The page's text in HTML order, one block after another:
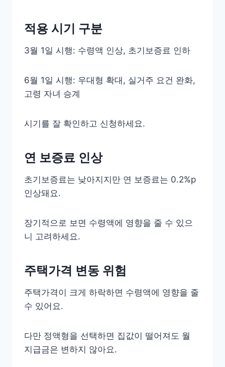
적용 시기 구분
3월 1일 시행: 수령액 인상, 초기보증료 인하
6월 1일 시행: 우대형 확대, 실거주 요건 완화,
고령 자녀 승계
시기를 잘 확인하고 신청하세요.
연 보증료 인상
초기보증료는 낮아지지만 연 보증료는 0.2%p
인상돼요.
장기적으로 보면 수령액에 영향을 줄 수 있으
니 고려하세요.
주택가격 변동 위험
주택가격이 크게 하락하면 수령액에 영향을 줄
수 있어요.
다만 정액형을 선택하면 집값이 떨어져도 월
지급금은 변하지 않아요.